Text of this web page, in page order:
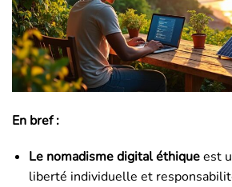
En bref :
Le nomadisme digital éthiqueest
liberté individuelle et